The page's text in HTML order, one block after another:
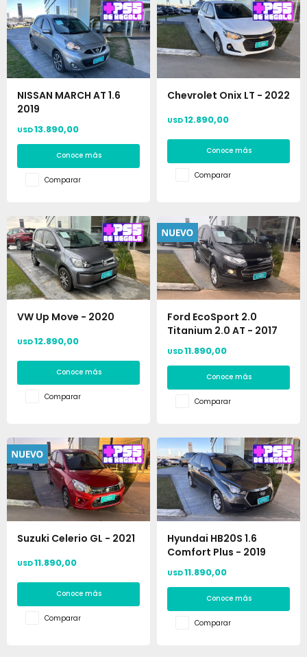
NISSAN MARCH AT 1.6
2019
USD13.890,00
Conoce más
Comparar
Chevrolet Onix LT - 2022
USD12.890,00
Conoce más
Comparar
VW Up Move - 2020
USD12.890,00
Conoce más
Comparar
Ford EcoSport 2.0
Titanium 2.0 AT - 2017
USD11.890,00
Conoce más
Comparar
Suzuki Celerio GL - 2021
USD11.890,00
Conoce más
Comparar
Hyundai HB20S 1.6
Comfort Plus - 2019
USD11.890,00
Conoce más
Comparar